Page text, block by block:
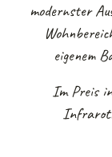
modernster
eigenem
Im Preis